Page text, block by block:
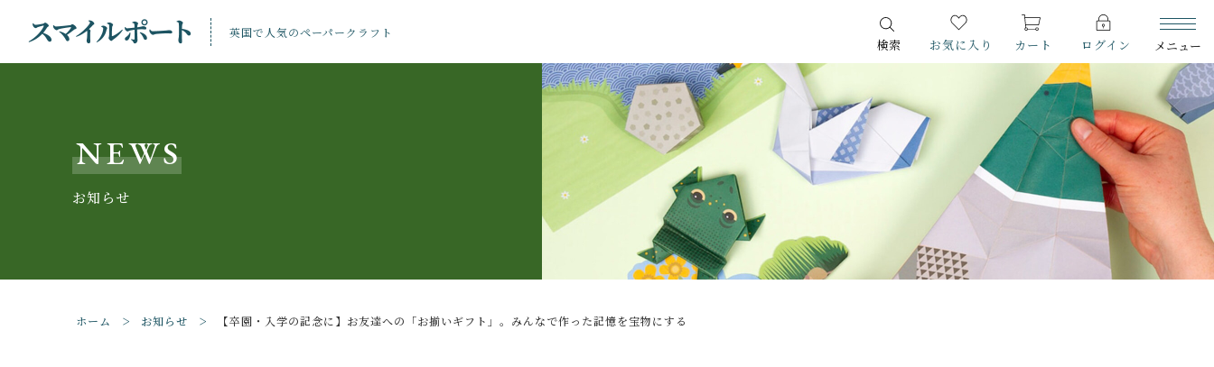
英国で人気のペーパークラフト
検索
お気に入り カート ログイン メニュー
CHECKED PRODUCTS
最近チェックした商品
ORDER HISTORY
注文履歴
ABOUT US
NEWS
お知らせ
ホーム お知らせ 【卒園・入学の記念に】お友達への「お揃いギフト」。みんなで作った記憶を宝物にする
子カテゴリ